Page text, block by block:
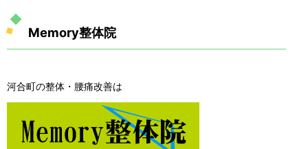
Memory整体院
河合町の整体・腰痛改善は